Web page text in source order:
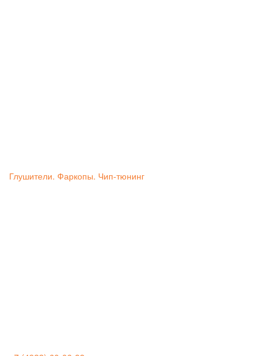
Глушители. Фаркопы. Чип-тюнинг